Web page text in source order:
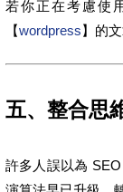
若你正在考慮使
【wordpress 】的
五、整合思
許多人誤以為